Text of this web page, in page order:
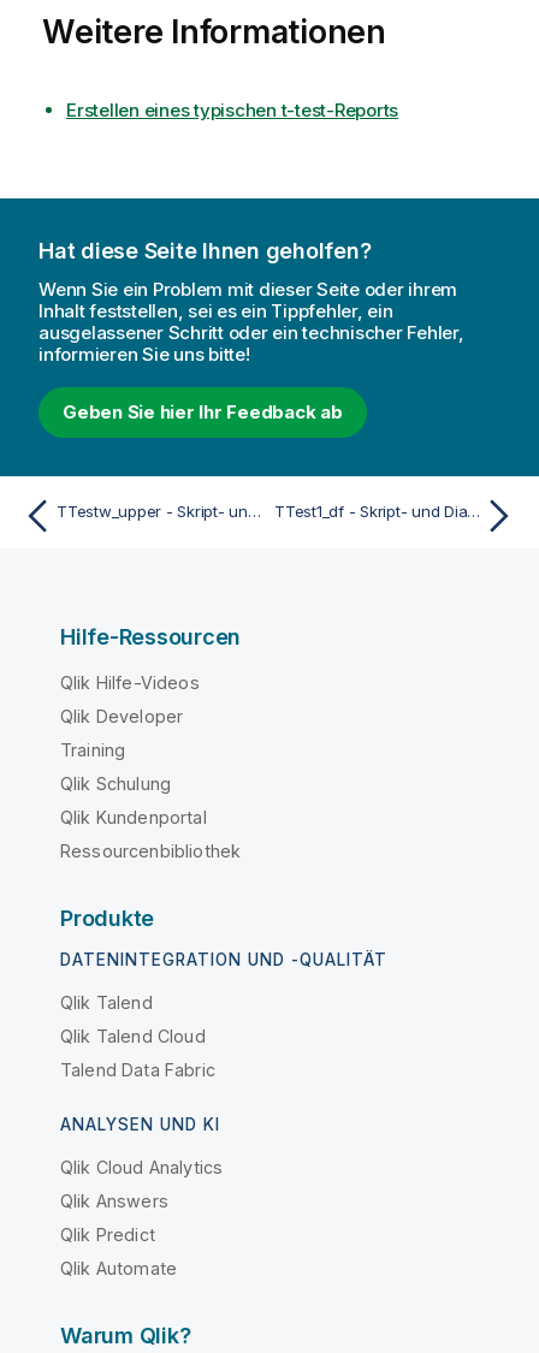
Weitere Informationen
Erstellen eines typischen t-test-Reports
Hat diese Seite Ihnen geholfen?
Wenn Sie ein Problem mit dieser Seite oder ihrem
Inhalt feststellen, sei es ein Tippfehler, ein
ausgelassener Schritt oder ein technischer Fehler,
informieren Sie uns bitte!
Geben Sie hier Ihr Feedback ab
TTestw_upper - Skript- und Diagrammfunktion TTest1_df - Skript- und Diagrammfunktion
Hilfe-Ressourcen
Qlik Hilfe-Videos
Qlik Developer
Training
Qlik Schulung
Qlik Kundenportal
Ressourcenbibliothek
Produkte
DATENINTEGRATION UND -QUALITÄT
Qlik Talend
Qlik Talend Cloud
Talend Data Fabric
ANALYSEN UND KI
Qlik Cloud Analytics
Qlik Answers
Qlik Predict
Qlik Automate
Warum Qlik?